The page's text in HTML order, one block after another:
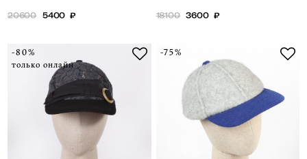
20600 5400 ₽ 18100 3600 ₽
-80%
только онлайн
-75%